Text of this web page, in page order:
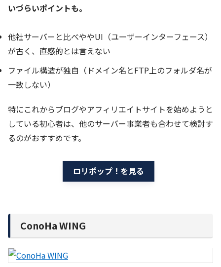
いづらいポイントも。
他社サーバーと比べややUI（ユーザーインターフェース）
が古く、直感的とは言えない
ファイル構造が独自（ドメイン名とFTP上のフォルダ名が
一致しない）
特にこれからブログやアフィリエイトサイトを始めようと
している初心者は、他のサーバー事業者も合わせて検討す
るのがおすすめです。
ロリポップ！を見る
ConoHa WING